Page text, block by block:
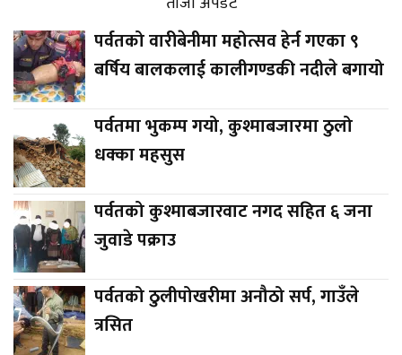
पर्वतको वारीबेनीमा महोत्सव हेर्न गएका ९
बर्षिय बालकलाई कालीगण्डकी नदीले बगायो
पर्वतमा भुकम्प गयो, कुश्माबजारमा ठुलो
धक्का महसुस
पर्वतको कुश्माबजारवाट नगद सहित ६ जना
जुवाडे पक्राउ
पर्वतको ठुलीपोखरीमा अनौठो सर्प, गाउँले
त्रसित